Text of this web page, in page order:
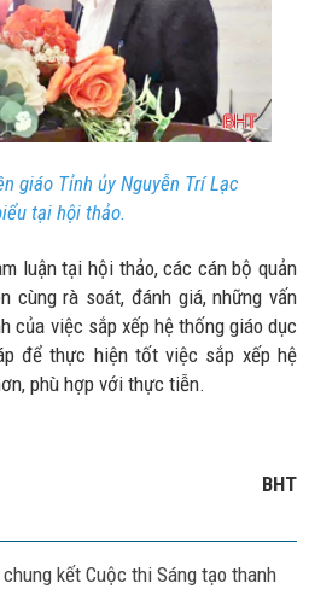
giáo Tỉnh ủy Nguyễn Trí Lạc
tại hội thảo.
luận tại hội thảo, các cán bộ quản
cùng rà soát, đánh giá, những vấn
của việc sắp xếp hệ thống giáo dục
để thực hiện tốt việc sắp xếp hệ
phù hợp với thực tiễn.
BHT
kết Cuộc thi Sáng tạo thanh